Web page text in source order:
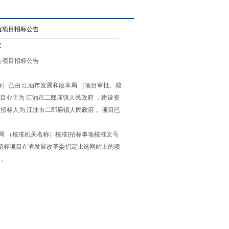
目招标公告
目招标公告
已由 江油市发展和改革局 （项目审批、核
业主为 江油市二郎庙镇人民政府 ，建设资
标人为 江油市二郎庙镇人民政府 。项目已
（核准机关名称）核准(招标事项核准文号
项目在省发展改革委指定比选网站上的项